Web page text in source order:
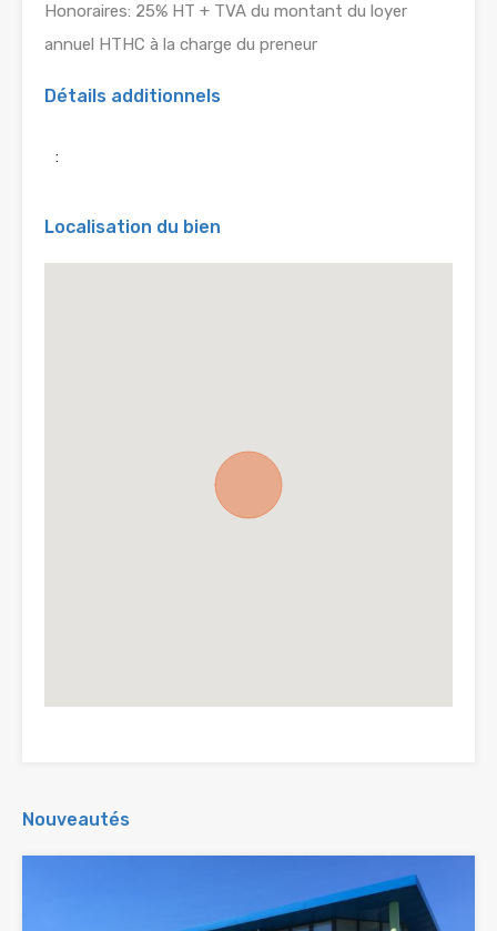
Honoraires: 25% HT + TVA du montant du loyer
annuel HTHC à la charge du preneur
Détails additionnels
:
Localisation du bien
Nouveautés